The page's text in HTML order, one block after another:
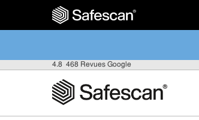
4.8 468 Revues Google